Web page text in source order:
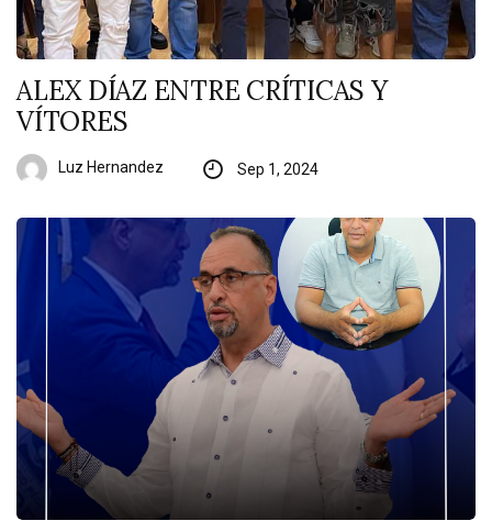
ALEX DÍAZ ENTRE CRÍTICAS Y
VÍTORES
Luz Hernandez Sep 1, 2024